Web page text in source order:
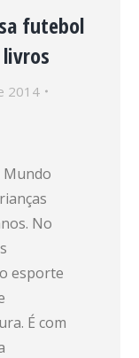
futebol
2014
Mundo
No
esporte
É com